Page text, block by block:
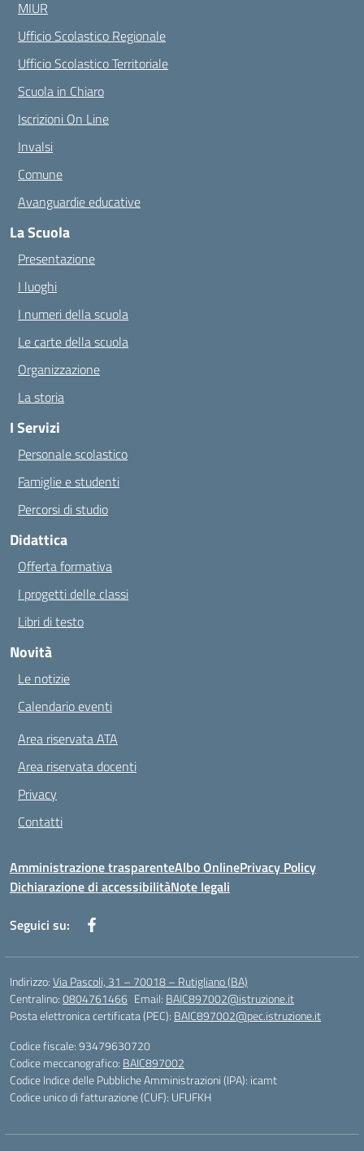
MIUR
Ufficio Scolastico Regionale
Ufficio Scolastico Territoriale
Scuola in Chiaro
Iscrizioni On Line
Invalsi
Comune
Avanguardie educative
La Scuola
Presentazione
I luoghi
I numeri della scuola
Le carte della scuola
Organizzazione
La storia
I Servizi
Personale scolastico
Famiglie e studenti
Percorsi di studio
Didattica
Offerta formativa
I progetti delle classi
Libri di testo
Novità
Le notizie
Calendario eventi
Area riservata ATA
Area riservata docenti
Privacy
Contatti
Amministrazione trasparenteAlbo OnlinePrivacy Policy
Dichiarazione di accessibilitàNote legali
Seguici su:
Indirizzo:Via Pascoli, 31 – 70018 – Rutigliano (BA)
Centralino:0804761466 Email: BAIC897002@istruzione.it
Posta elettronica certificata (PEC): BAIC897002@pec.istruzione.it
Codice fiscale: 93479630720
Codice meccanografico: BAIC897002
Codice Indice delle Pubbliche Amministrazioni (IPA): icamt
Codice unico di fatturazione (CUF): UFUFKH